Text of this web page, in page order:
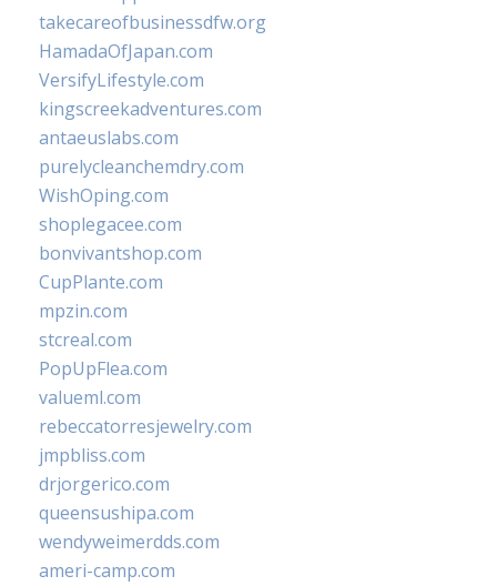
takecareofbusinessdfw.org
HamadaOfJapan.com
VersifyLifestyle.com
kingscreekadventures.com
antaeuslabs.com
purelycleanchemdry.com
WishOping.com
shoplegacee.com
bonvivantshop.com
CupPlante.com
mpzin.com
stcreal.com
PopUpFlea.com
valueml.com
rebeccatorresjewelry.com
jmpbliss.com
drjorgerico.com
queensushipa.com
wendyweimerdds.com
ameri-camp.com